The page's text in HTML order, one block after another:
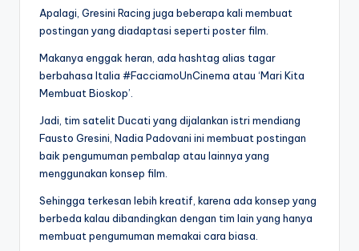
Apalagi, Gresini Racing juga beberapa kali membuat
postingan yang diadaptasi seperti poster film.
Makanya enggak heran, ada hashtag alias tagar
berbahasa Italia #FacciamoUnCinema atau ‘Mari Kita
Membuat Bioskop’.
Jadi, tim satelit Ducati yang dijalankan istri mendiang
Fausto Gresini, Nadia Padovani ini membuat postingan
baik pengumuman pembalap atau lainnya yang
menggunakan konsep film.
Sehingga terkesan lebih kreatif, karena ada konsep yang
berbeda kalau dibandingkan dengan tim lain yang hanya
membuat pengumuman memakai cara biasa.